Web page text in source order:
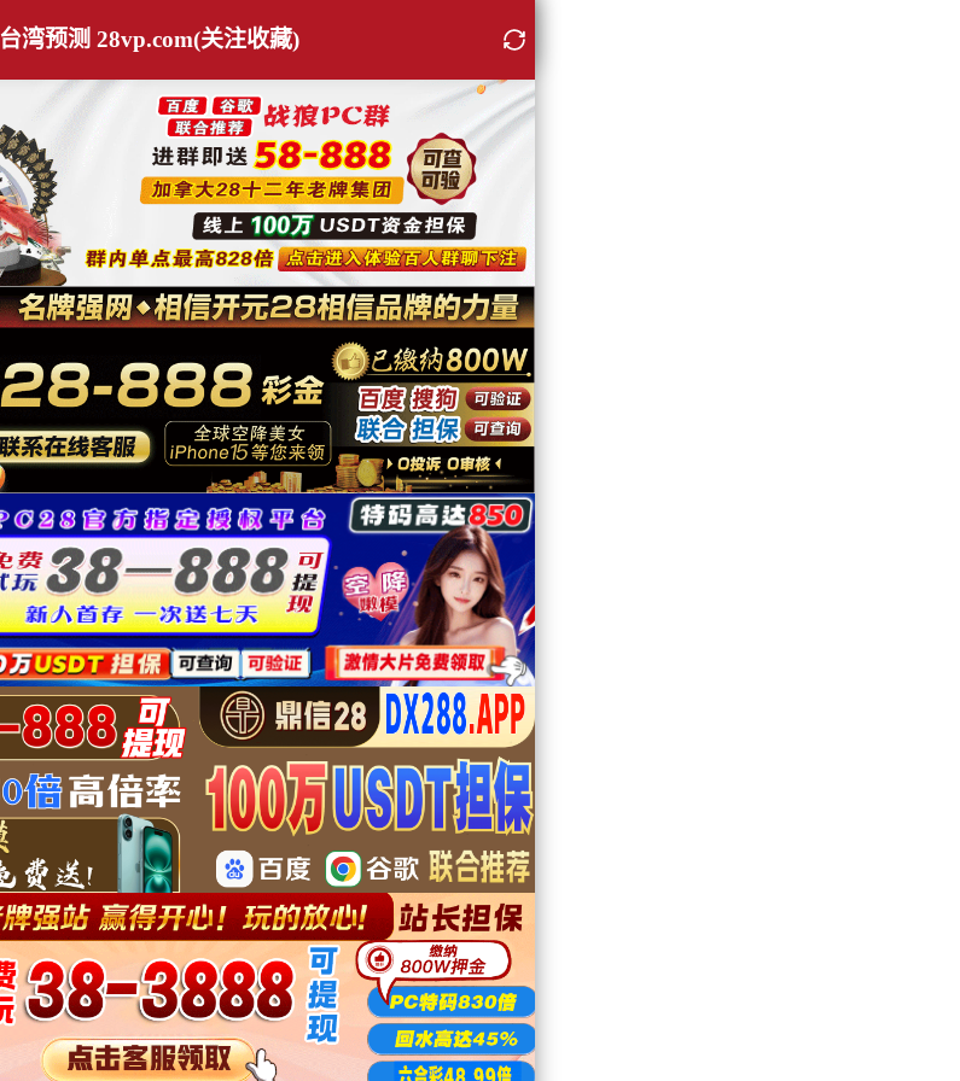
台湾预测 28vp.com(关注收藏)